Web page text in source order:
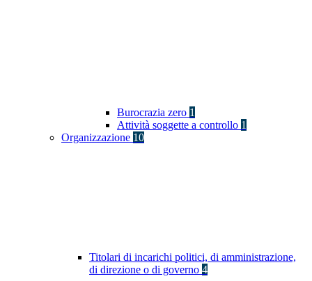
Burocrazia zero 1
Attività soggette a controllo 1
Organizzazione 10
Titolari di incarichi politici, di amministrazione,
di direzione o di governo 4